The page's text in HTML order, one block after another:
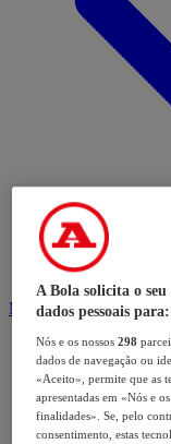
Modalidades
A Bola solicita o
dados pessoais para:
Nós e os nossos298
dados de navegação ou
«Aceito», permite que as
apresentadas em «Nós e
finalidades». Se, pelo
consentimento, estas